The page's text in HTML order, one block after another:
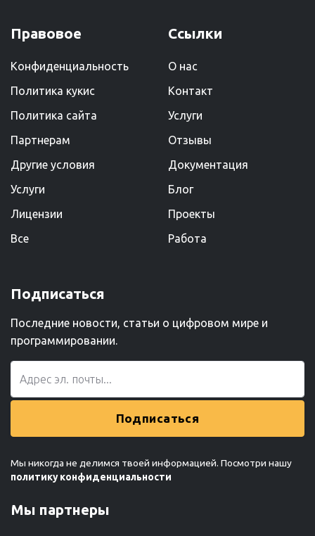
Правовое
Конфиденциальность
Политика кукис
Политика сайта
Партнерам
Другие условия
Услуги
Лицензии
Все
Ссылки
О нас
Kонтакт
Услуги
Отзывы
Документация
Блог
Проекты
Работа
Подписаться
Последние новости, статьи о цифровом мире и
программировании.
Подписаться
Мы никогда не делимся твоей информацией. Посмотри нашу
политику конфиденциальности
Мы партнеры